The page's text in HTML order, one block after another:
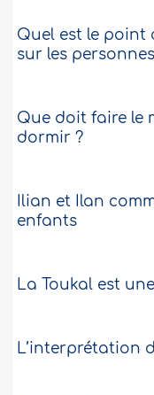
Quel est le point
sur les
Que doit faire le
dormir ?
Ilian et Ilan
enfants
La Toukal est
L’interprétation